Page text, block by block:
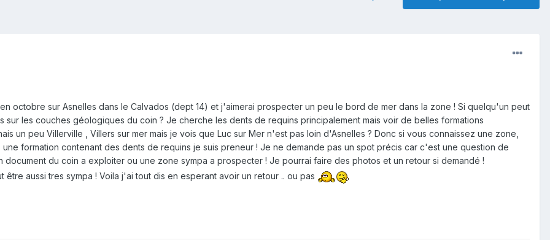
octobre sur Asnelles dans le Calvados (dept 14) et j'aimerai prospecter un peu le bord de mer dans la zone ! Si quelqu'un peut
sur les couches géologiques du coin ? Je cherche les dents de requins principalement mais voir de belles formations
un peu Villerville , Villers sur mer mais je vois que Luc sur Mer n'est pas loin d'Asnelles ? Donc si vous connaissez une zone,
formation contenant des dents de requins je suis preneur ! Je ne demande pas un spot précis car c'est une question de
document du coin a exploiter ou une zone sympa a prospecter ! Je pourrai faire des photos et un retour si demandé !
aussi tres sympa ! Voila j'ai tout dis en esperant avoir un retour .. ou pas